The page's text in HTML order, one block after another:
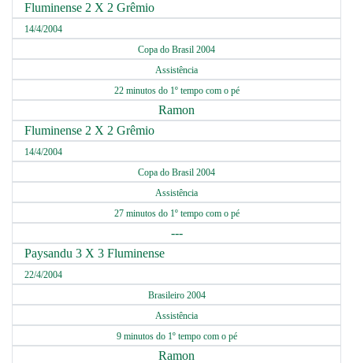
Fluminense 2 X 2 Grêmio
14/4/2004
Copa do Brasil 2004
Assistência
22 minutos do 1º tempo com o pé
Ramon
Fluminense 2 X 2 Grêmio
14/4/2004
Copa do Brasil 2004
Assistência
27 minutos do 1º tempo com o pé
---
Paysandu 3 X 3 Fluminense
22/4/2004
Brasileiro 2004
Assistência
9 minutos do 1º tempo com o pé
Ramon